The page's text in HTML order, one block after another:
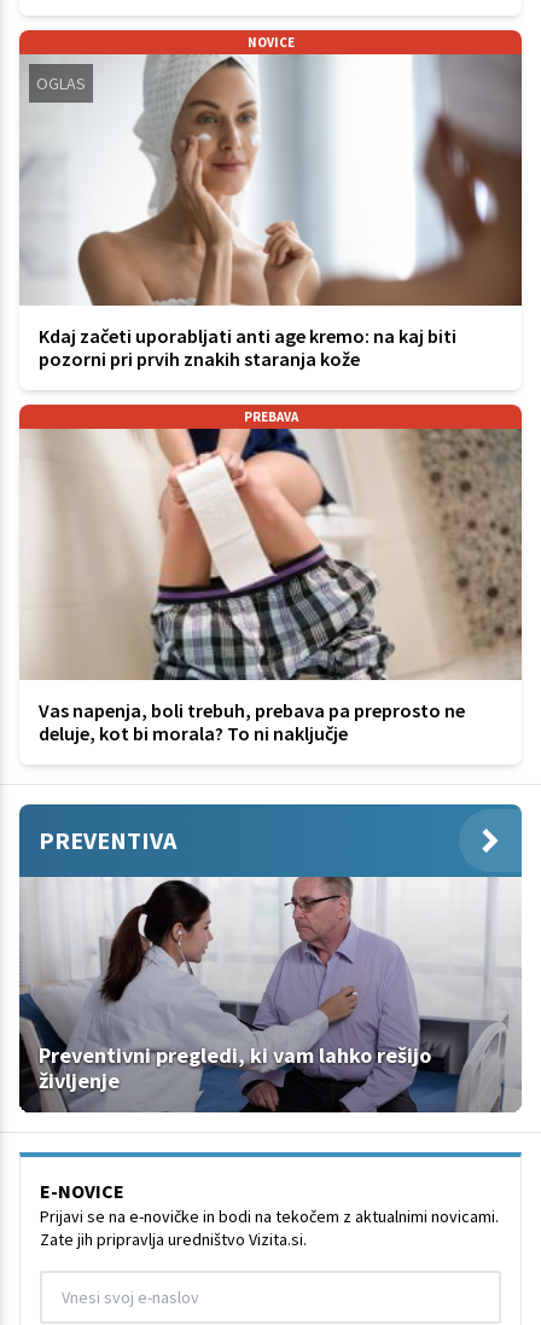
NOVICE
OGLAS
Kdaj začeti uporabljati anti age kremo: na kaj biti
pozorni pri prvih znakih staranja kože
PREBAVA
Vas napenja, boli trebuh, prebava pa preprosto ne
deluje, kot bi morala? To ni naključje
PREVENTIVA
Preventivni pregledi, ki vam lahko rešijo
življenje
E-NOVICE
Prijavi se na e-novičke in bodi na tekočem z aktualnimi novicami.
Zate jih pripravlja uredništvo Vizita.si.